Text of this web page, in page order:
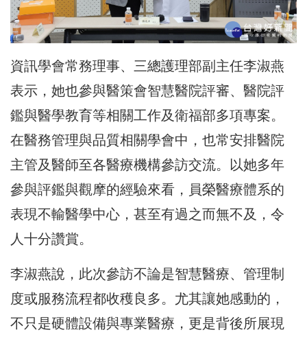
資訊學會常務理事、三總護理部副主任李淑燕
表示，她也參與醫策會智慧醫院評審、醫院評
鑑與醫學教育等相關工作及衛福部多項專案。
在醫務管理與品質相關學會中，也常安排醫院
主管及醫師至各醫療機構參訪交流。以她多年
參與評鑑與觀摩的經驗來看，員榮醫療體系的
表現不輸醫學中心，甚至有過之而無不及，令
人十分讚賞。
李淑燕說，此次參訪不論是智慧醫療、管理制
度或服務流程都收穫良多。尤其讓她感動的，
不只是硬體設備與專業醫療，更是背後所展現